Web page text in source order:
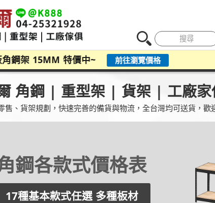
搜尋
特價中~ 前往瀏覽價格
角鋼 | 重型架 | 貨架 | 工廠
售、貨架規劃，快速完善的備貨與物流，全台灣均可送貨，歡
估價
板材系列
熱門板材